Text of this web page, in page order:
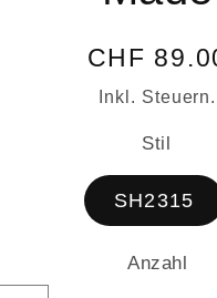
Normaler
Preis
CHF
Inkl. Steuern.
Stil
SH2315
Anzahl